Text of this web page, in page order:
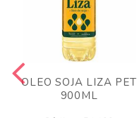
OLEO SOJA LIZA PET
900ML